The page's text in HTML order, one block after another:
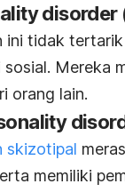
disorder
ini tidak
Mereka
orang lain.
skizotipal
memiliki